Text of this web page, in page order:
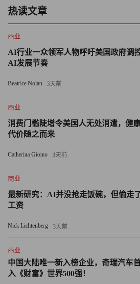
本周三，上述传言的第二个消息来源
带了日期。据GigaOm的科林•吉布斯（
北证券（Northeast Securities）发布了
论也是基于供应链消息，称苹果将于
Verizon推出支持W-CDMA/CDMA2000
这是假定苹果和Verizon能达成一项双
史蒂夫•乔布斯（Steve Jobs）与兰德
成了协议。
热读文章
商业
AI行业一众领军人物呼吁美国政府调
AI发展节奏
Beatrice Nolan 3天前
商业
消费门槛陡增令美国人无处消遣，健
代价随之而来
Catherina Gioino 3天前
商业
最新研究：AI并没抢走饭碗，但偷走
工资
Nick Lichtenberg 3天前
商业
中国大陆唯一新入榜企业，奇瑞汽车
入《财富》世界500强！